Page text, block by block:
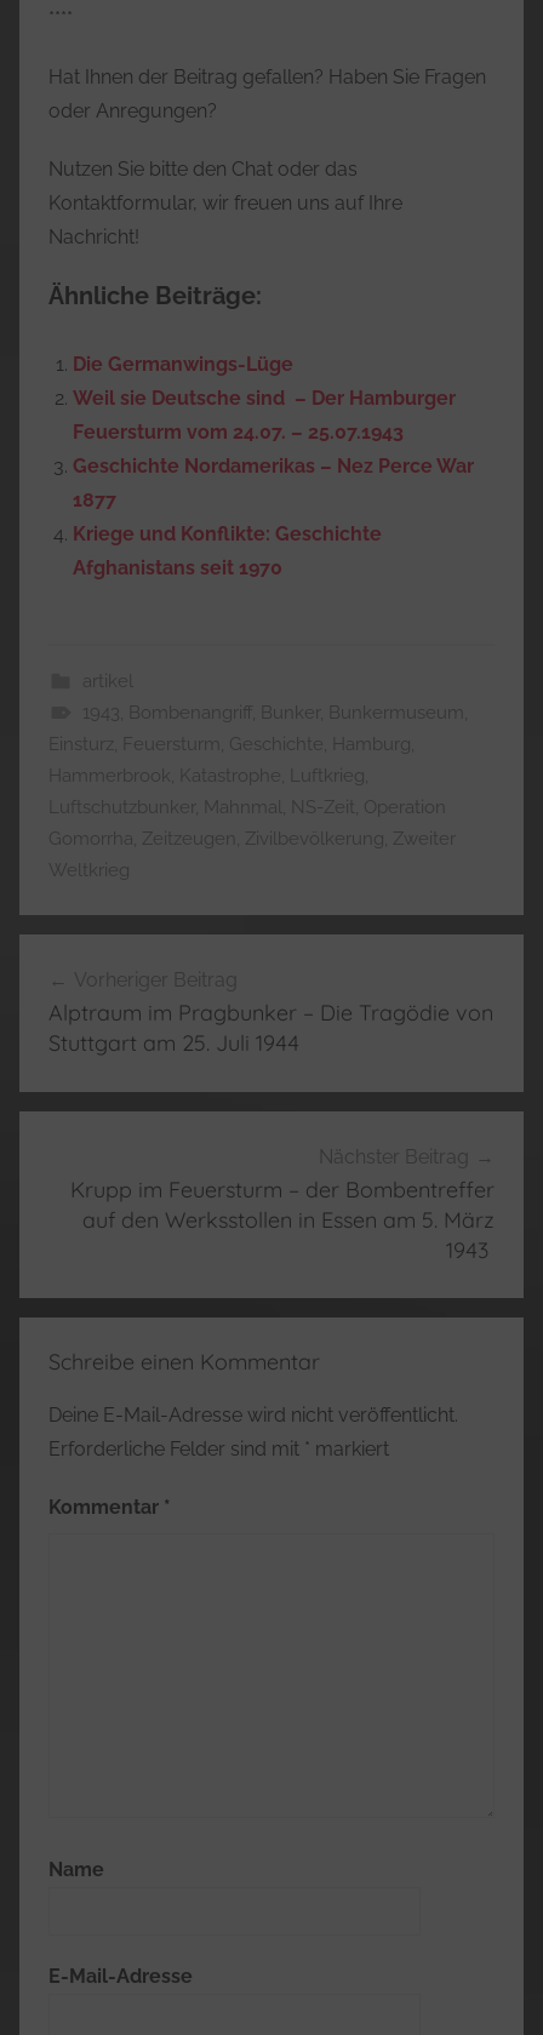
****
Hat Ihnen der Beitrag gefallen? Haben Sie Fragen
oder Anregungen?
Nutzen Sie bitte den Chat oder das
Kontaktformular, wir freuen uns auf Ihre
Nachricht!
Ähnliche Beiträge:
Die Germanwings-Lüge
Weil sie Deutsche sind – Der Hamburger
Feuersturm vom 24.07. – 25.07.1943
Geschichte Nordamerikas – Nez Perce War
1877
Kriege und Konflikte: Geschichte
Afghanistans seit 1970
artikel
1943 Bombenangriff Bunker , Bunkermuseum
Einsturz
Feuersturm Geschichte Hamburg
Hammerbrook
Katastrophe Luftkrieg
Luftschutzbunker , Mahnmal NS-Zeit Operation
Gomorrha Zeitzeugen Zivilbevölkerung Zweiter
Weltkrieg
Vorheriger Beitrag
Alptraum im Pragbunker – Die Tragödie von
Stuttgart am 25. Juli 1944
Nächster Beitrag
Krupp im Feuersturm – der Bombentreffer
auf den Werksstollen in Essen am 5. März
1943
Schreibe einen Kommentar
Deine E-Mail-Adresse wird nicht veröffentlicht.
Erforderliche Felder sind mit * markiert
Kommentar *
Name
E-Mail-Adresse